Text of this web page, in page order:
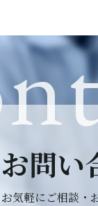
お問い
お気軽にご相談・